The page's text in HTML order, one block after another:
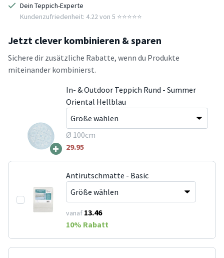
Dein Teppich-Experte
Kundenzufriedenheit: 4.22 von 5 ⭐️⭐️⭐️⭐️⭐️
Jetzt clever kombinieren & sparen
Sichere dir zusätzliche Rabatte, wenn du Produkte
miteinander kombinierst.
+
In- & Outdoor Teppich Rund - Summer
Oriental Hellblau
Ø 100cm
29.95
Antirutschmatte - Basic
vanaf 13.46
10% Rabatt